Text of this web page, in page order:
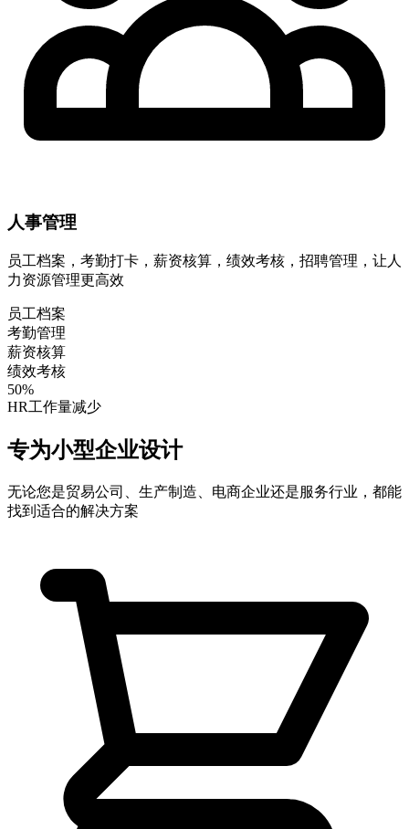
人事管理
员工档案，考勤打卡，薪资核算，绩效考核，招聘管理，让人
力资源管理更高效
员工档案
考勤管理
薪资核算
绩效考核
50%
HR工作量减少
专为小型企业设计
无论您是贸易公司、生产制造、电商企业还是服务行业，都能
找到适合的解决方案